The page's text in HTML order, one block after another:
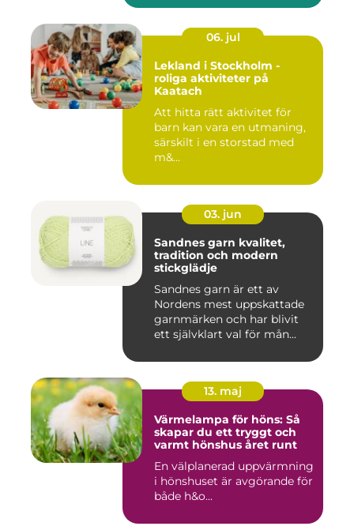
06. jul
Lekland i Stockholm -
roliga aktiviteter på
Kaatach
Att hitta rätt aktivitet för
barn kan vara en utmaning,
särskilt i en storstad med
m&...
03. jun
Sandnes garn kvalitet,
tradition och modern
stickglädje
Sandnes garn är ett av
Nordens mest uppskattade
garnmärken och har blivit
ett självklart val för mån...
13. maj
Värmelampa för höns: Så
skapar du ett tryggt och
varmt hönshus året runt
En välplanerad uppvärmning
i hönshuset är avgörande för
både h&o...